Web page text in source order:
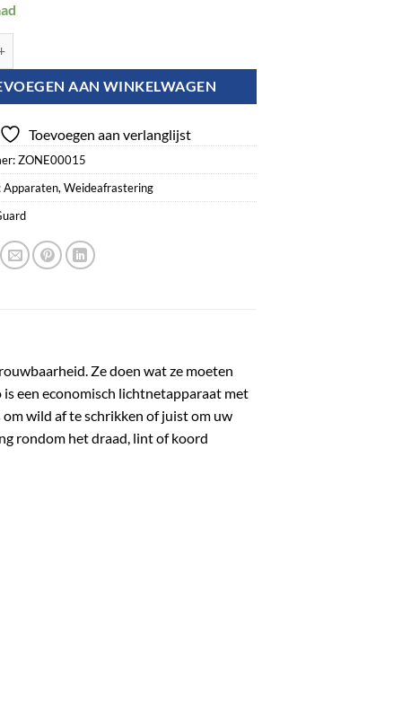
AAN WINKELWAGEN
Toevoegen aan verlanglijst
ZONE00015
Apparaten, Weideafrastering
Ze doen wat ze moeten
een economisch lichtnetapparaat met
wild af te schrikken of juist om uw
rondom het draad, lint of koord